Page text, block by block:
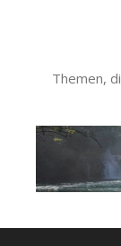
Themen,